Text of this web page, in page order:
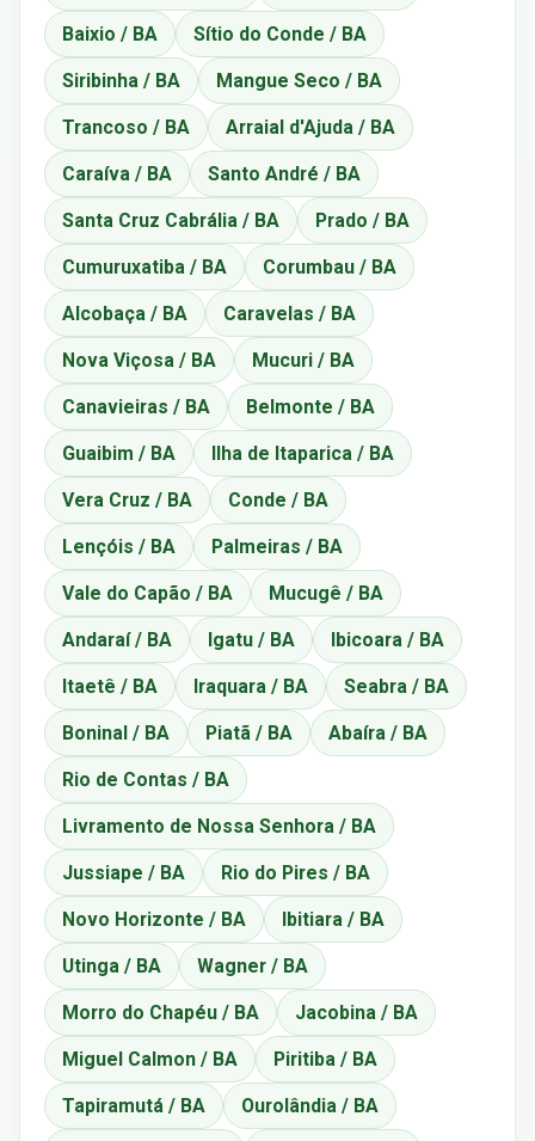
Baixio / BA Sítio do Conde / BA
Siribinha / BA Mangue Seco / BA
Trancoso / BA Arraial d'Ajuda / BA
Caraíva / BA Santo André / BA
Santa Cruz Cabrália / BA Prado / BA
Cumuruxatiba / BA Corumbau / BA
Alcobaça / BA Caravelas / BA
Nova Viçosa / BA Mucuri / BA
Canavieiras / BA Belmonte / BA
Guaibim / BA Ilha de Itaparica / BA
Vera Cruz / BA Conde / BA
Lençóis / BA Palmeiras / BA
Vale do Capão / BA Mucugê / BA
Andaraí / BA Igatu / BA Ibicoara / BA
Itaetê / BA Iraquara / BA Seabra / BA
Boninal / BA Piatã / BA Abaíra / BA
Rio de Contas / BA
Livramento de Nossa Senhora / BA
Jussiape / BA Rio do Pires / BA
Novo Horizonte / BA Ibitiara / BA
Utinga / BA Wagner / BA
Morro do Chapéu / BA Jacobina / BA
Miguel Calmon / BA Piritiba / BA
Tapiramutá / BA Ourolândia / BA